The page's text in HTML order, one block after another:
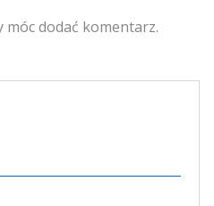
móc dodać komentarz.